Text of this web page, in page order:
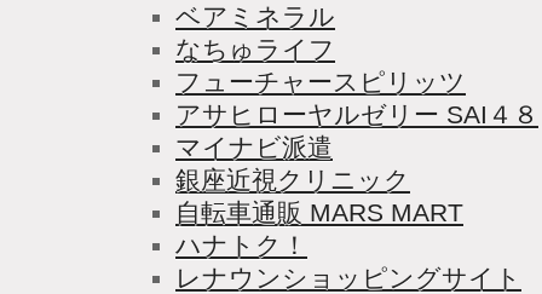
ベアミネラル
なちゅライフ
フューチャースピリッツ
アサヒローヤルゼリー SAI４８
マイナビ派遣
銀座近視クリニック
自転車通販 MARS MART
ハナトク！
レナウンショッピングサイト